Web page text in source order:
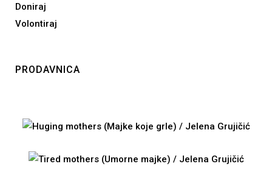
Doniraj
Volontiraj
PRODAVNICA